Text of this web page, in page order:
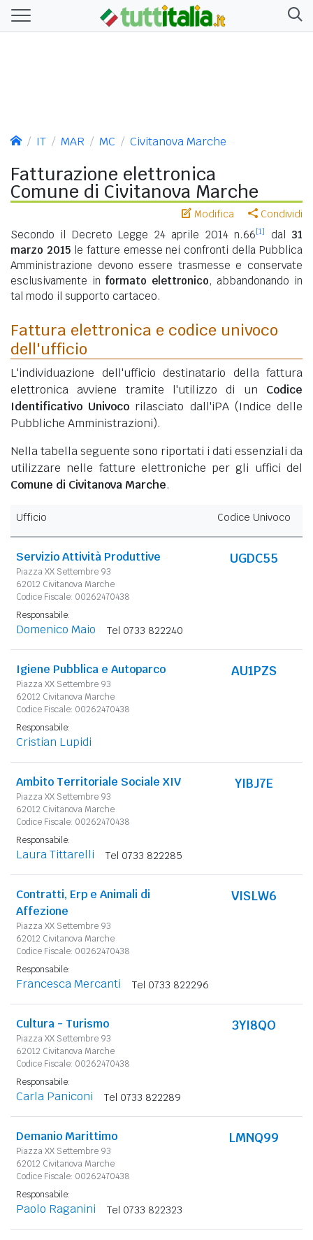
IT MAR MC Civitanova Marche
Fatturazione elettronica
Comune di Civitanova Marche
Modifica Condividi
Secondo il Decreto Legge 24 aprile 2014 n.66[1] dal 31
marzo 2015le fatture emesse nei confronti della Pubblica
Amministrazione devono essere trasmesse e conservate
esclusivamente in formato elettronico, abbandonando in
tal modo il supporto cartaceo.
Fattura elettronica e codice univoco
dell'ufficio
L'individuazione dell'ufficio destinatario della fattura
elettronica avviene tramite l'utilizzo di un Codice
Identificativo Univoco rilasciato dall'iPA (Indice delle
Pubbliche Amministrazioni).
Nella tabella seguente sono riportati i dati essenziali da
utilizzare nelle fatture elettroniche per gli uffici del
Comune di Civitanova Marche.
Ufficio Codice Univoco
Servizio Attività Produttive
Piazza XX Settembre 93
62012 Civitanova Marche
Codice Fiscale: 00262470438
UGDC55
Responsabile:
Domenico Maio Tel 0733 822240
Igiene Pubblica e Autoparco
Piazza XX Settembre 93
62012 Civitanova Marche
Codice Fiscale: 00262470438
AU1PZS
Responsabile:
Cristian Lupidi
Ambito Territoriale Sociale XIV
Piazza XX Settembre 93
62012 Civitanova Marche
Codice Fiscale: 00262470438
YIBJ7E
Responsabile:
Laura Tittarelli Tel 0733 822285
Contratti, Erp e Animali di
Affezione
Piazza XX Settembre 93
62012 Civitanova Marche
Codice Fiscale: 00262470438
VISLW6
Responsabile:
Francesca Mercanti Tel 0733 822296
Cultura - Turismo
Piazza XX Settembre 93
62012 Civitanova Marche
Codice Fiscale: 00262470438
3YI8QO
Responsabile:
Carla Paniconi Tel 0733 822289
Demanio Marittimo
Piazza XX Settembre 93
62012 Civitanova Marche
Codice Fiscale: 00262470438
LMNQ99
Responsabile:
Paolo Raganini Tel 0733 822323